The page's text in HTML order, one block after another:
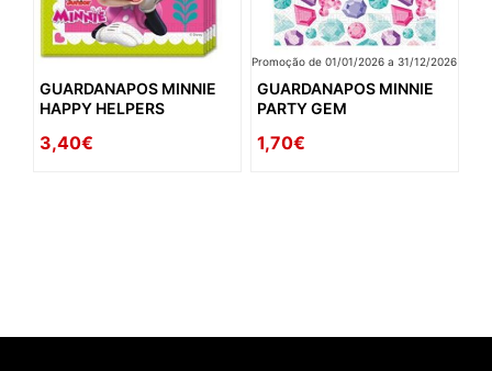
GUARDANAPOS MINNIE
HAPPY HELPERS
3,40€
Promoção de 01/01/2026 a 31/12/2026
GUARDANAPOS MINNIE
PARTY GEM
1,70€